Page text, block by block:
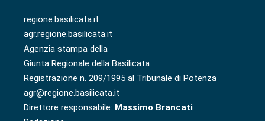
regione.basilicata.it
agr.regione.basilicata.it
Agenzia stampa della
Giunta Regionale della Basilicata
Registrazione n. 209/1995 al Tribunale di Potenza
agr@regione.basilicata.it
Direttore responsabile: Massimo Brancati